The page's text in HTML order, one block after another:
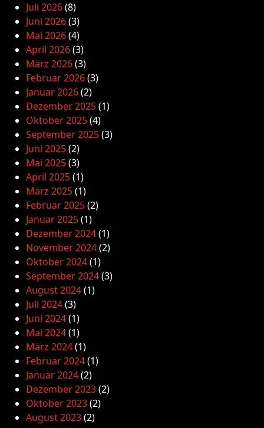
Juli 2026(8)
Juni 2026(3)
Mai 2026(4)
April 2026(3)
März 2026(3)
Februar 2026(3)
Januar 2026(2)
Dezember 2025(1)
Oktober 2025(4)
September 2025(3)
Juni 2025(2)
Mai 2025(3)
April 2025(1)
März 2025(1)
Februar 2025(2)
Januar 2025(1)
Dezember 2024(1)
November 2024(2)
Oktober 2024(1)
September 2024(3)
August 2024(1)
Juli 2024(3)
Juni 2024(1)
Mai 2024(1)
März 2024(1)
Februar 2024(1)
Januar 2024(2)
Dezember 2023(2)
Oktober 2023(2)
August 2023(2)